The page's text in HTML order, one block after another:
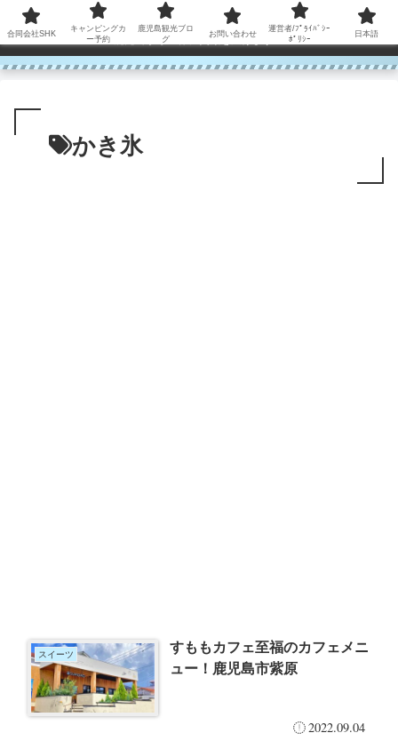
コンテンツへスキップ
鹿児島から世界に笑顔を広げます！
かき氷
スイーツ
すももカフェ至福のカフェメニ
ュー！鹿児島市紫原
2022.09.04
合同会社SHK
キャンピングカ
ー予約
鹿児島観光ブロ
グ
お問い合わせ
運営者/ﾌﾟﾗｲﾊﾞｼｰ
ﾎﾟﾘｼｰ
日本語